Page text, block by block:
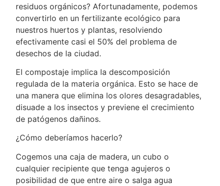
residuos orgánicos? Afortunadamente, podemos
convertirlo en un fertilizante ecológico para
nuestros huertos y plantas, resolviendo
efectivamente casi el 50% del problema de
desechos de la ciudad.
El compostaje implica la descomposición
regulada de la materia orgánica. Esto se hace de
una manera que elimina los olores desagradables,
disuade a los insectos y previene el crecimiento
de patógenos dañinos.
¿Cómo deberíamos hacerlo?
Cogemos una caja de madera, un cubo o
cualquier recipiente que tenga agujeros o
posibilidad de que entre aire o salga agua